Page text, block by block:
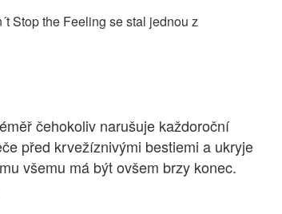
Stop the Feeling se stal jednou z
čehokoliv narušuje každoroční
před krvežíznivými bestiemi a ukryje
všemu má být ovšem brzy konec.